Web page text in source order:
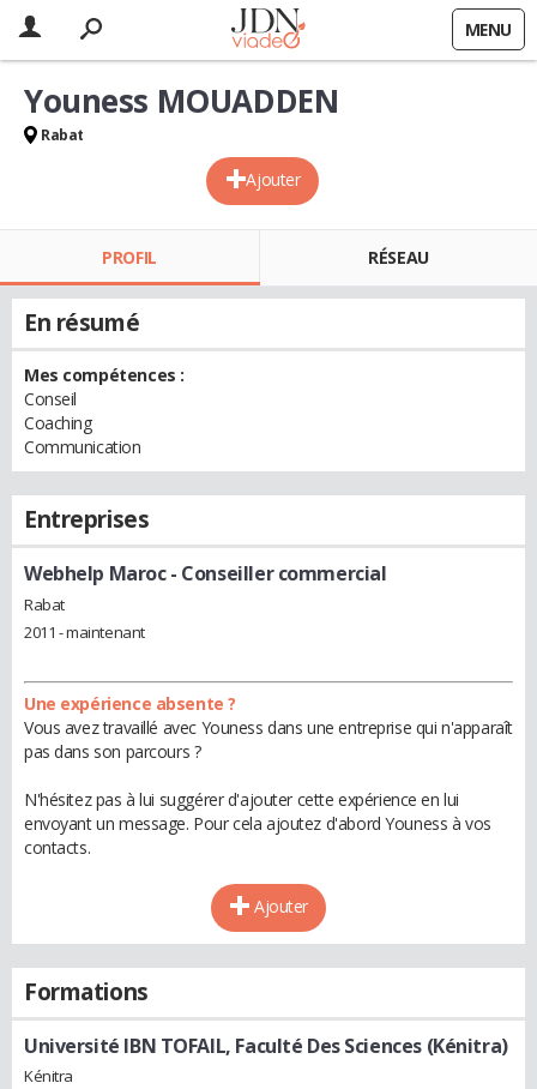
MENU
Ajouter
Youness MOUADDEN
Rabat
PROFIL RÉSEAU
En résumé
Mes compétences :
Conseil
Coaching
Communication
Entreprises
Webhelp Maroc- Conseiller commercial
Rabat
2011 - maintenant
Une expérience absente ?
Vous avez travaillé avec Youness dans une entreprise qui n'apparaît
pas dans son parcours ?
N'hésitez pas à lui suggérer d'ajouter cette expérience en lui
envoyant un message. Pour cela ajoutez d'abord Youness à vos
contacts.
Ajouter
Formations
Université IBN TOFAIL, Faculté Des Sciences (Kénitra)
Kénitra